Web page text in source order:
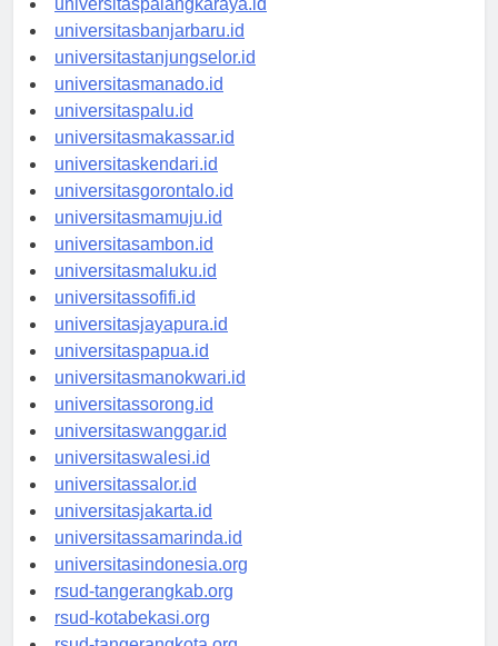
universitaspalangkaraya.id
universitasbanjarbaru.id
universitastanjungselor.id
universitasmanado.id
universitaspalu.id
universitasmakassar.id
universitaskendari.id
universitasgorontalo.id
universitasmamuju.id
universitasambon.id
universitasmaluku.id
universitassofifi.id
universitasjayapura.id
universitaspapua.id
universitasmanokwari.id
universitassorong.id
universitaswanggar.id
universitaswalesi.id
universitassalor.id
universitasjakarta.id
universitassamarinda.id
universitasindonesia.org
rsud-tangerangkab.org
rsud-kotabekasi.org